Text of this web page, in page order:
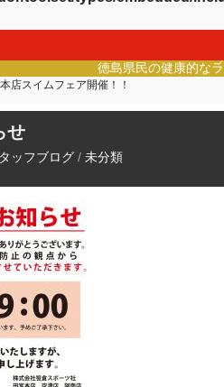
康的なライフスタイルをご提案。
店スイムフェア開催！！
せ
ッフブログ / 未分類